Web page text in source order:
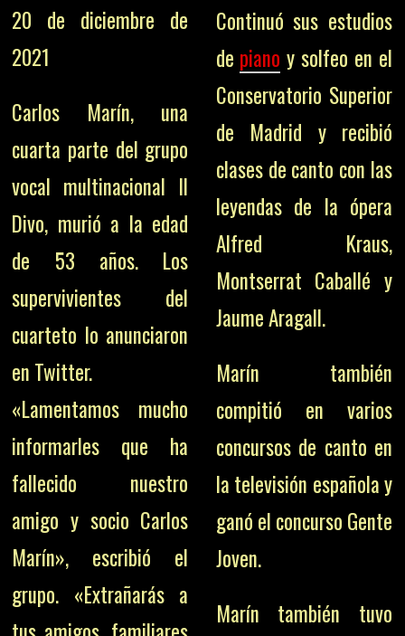
20 de diciembre de
2021
Carlos Marín, una
cuarta parte del grupo
vocal multinacional Il
Divo, murió a la edad
de 53 años. Los
supervivientes del
cuarteto lo anunciaron
en Twitter.
«Lamentamos mucho
informarles que ha
fallecido nuestro
amigo y socio Carlos
Marín», escribió el
grupo. «Extrañarás a
Continuó sus estudios
de piano y solfeo en el
Conservatorio Superior
de Madrid y recibió
clases de canto con las
leyendas de la ópera
Alfred Kraus,
Montserrat Caballé y
Jaume Aragall.
Marín también
compitió en varios
concursos de canto en
la televisión española y
ganó el concurso Gente
Joven.
Marín también tuvo